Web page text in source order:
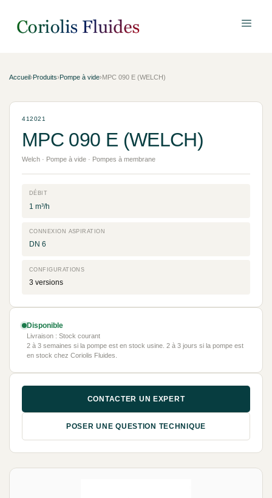
Accueil›Produits›Pompe à vide›MPC 090 E (WELCH)
412021
MPC 090 E (WELCH)
Welch · Pompe à vide · Pompes à membrane
DÉBIT
1 m³/h
CONNEXION ASPIRATION
DN 6
CONFIGURATIONS
3 versions
Disponible
Livraison : Stock courant
2 à 3 semaines si la pompe est en stock usine. 2 à 3 jours si la pompe est
en stock chez Coriolis Fluides.
CONTACTER UN EXPERT
POSER UNE QUESTION TECHNIQUE